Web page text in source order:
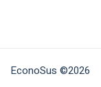
EconoSus ©2026